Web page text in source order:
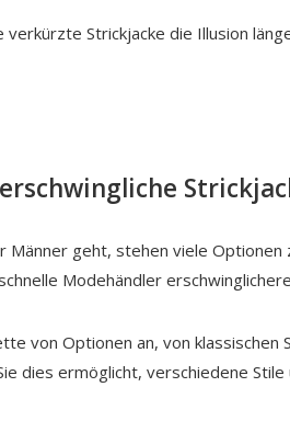
Strickjacke die Illusion
Männer geht, stehen viele
Modehändler
von Optionen an, von klassischen
dies ermöglicht, verschiedene